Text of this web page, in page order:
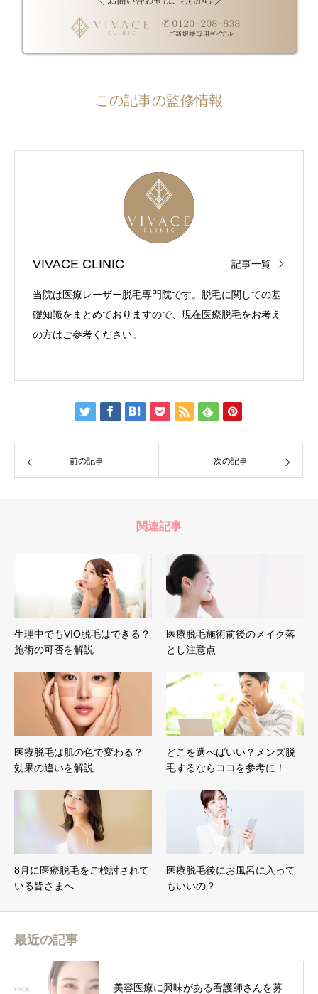
この記事の監修情報
VIVACE CLINIC 記事一覧
当院は医療レーザー脱毛専門院です。脱毛に関しての基
礎知識をまとめておりますので、現在医療脱毛をお考え
の方はご参考ください。
前の記事 次の記事
関連記事
生理中でもVIO脱毛はできる？
施術の可否を解説
医療脱毛施術前後のメイク落
とし注意点
医療脱毛は肌の色で変わる？
効果の違いを解説
どこを選べばいい？メンズ脱
毛するならココを参考に！…
8月に医療脱毛をご検討されて
いる皆さまへ
医療脱毛後にお風呂に入って
もいいの？
最近の記事
美容医療に興味がある看護師さんを募